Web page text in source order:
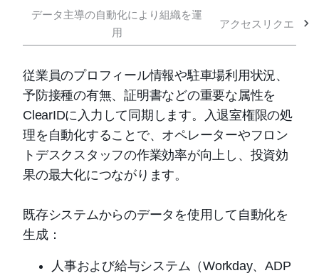
データ主導の自動化により組織を運
用
アクセスリクエスト
従業員のプロフィール情報や駐車場利用状況、
予防接種の有無、証明書などの重要な属性を
ClearIDに入力して同期します。入退室権限の処
理を自動化することで、オペレーターやフロン
トデスクスタッフの作業効率が向上し、投資効
果の最大化につながります。
既存システムからのデータを使用して自動化を
生成：
人事および給与システム（Workday、ADP